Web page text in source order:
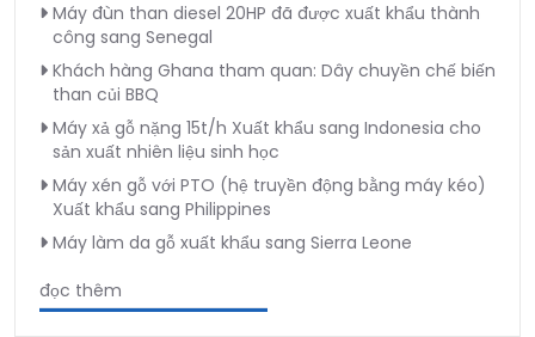
Máy đùn than diesel 20HP đã được xuất khẩu thành
công sang Senegal
Khách hàng Ghana tham quan: Dây chuyền chế biến
than củi BBQ
Máy xả gỗ nặng 15t/h Xuất khẩu sang Indonesia cho
sản xuất nhiên liệu sinh học
Máy xén gỗ với PTO (hệ truyền động bằng máy kéo)
Xuất khẩu sang Philippines
Máy làm da gỗ xuất khẩu sang Sierra Leone
đọc thêm